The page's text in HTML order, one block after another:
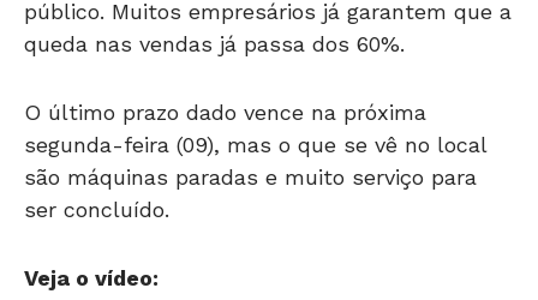
público. Muitos empresários já garantem que a
queda nas vendas já passa dos 60%.
O último prazo dado vence na próxima
segunda-feira (09), mas o que se vê no local
são máquinas paradas e muito serviço para
ser concluído.
Veja o vídeo: